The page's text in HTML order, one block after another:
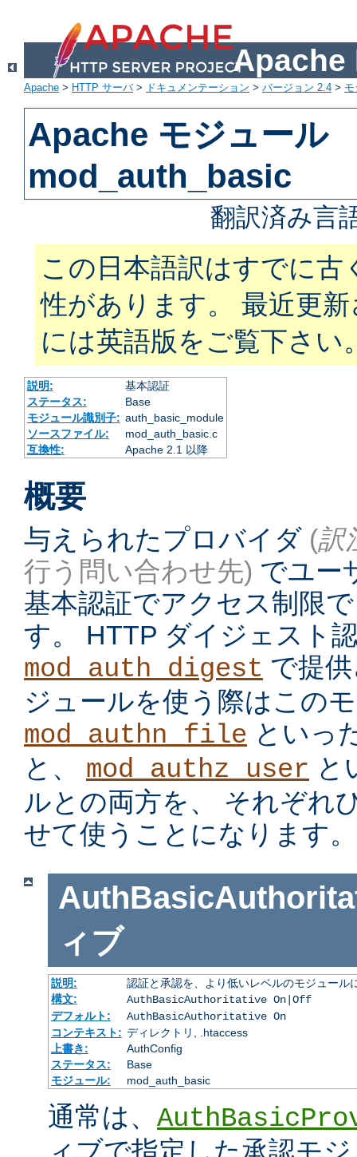
Apache
Apache > HTTP サーバ> ドキュメンテーション > バージョン 2.4 >
Apache モジュール
mod_auth_basic
翻訳済み言
この日本語訳はすでに古
性があります。 最近更
には英語版をご覧下さい
説明:
基本認証
ステータス:
Base
モジュール識別子: auth_basic_module
ソースファイル:
mod_auth_basic.c
互換性:
Apache 2.1 以降
概要
与えられたプロバイダ (訳
行う問い合わせ先) でユー
基本認証でアクセス制限
す。 HTTP ダイジェスト
mod_auth_digest で提
ジュールを使う際はこの
mod_authn_file といっ
と、 mod_authz_user と
ルとの両方を、 それぞれ
せて使うことになります。
ィブ
説明:
認証と承認を、より低いレベルのモジュール
構文:
AuthBasicAuthoritative On|Off
デフォルト:
AuthBasicAuthoritative On
コンテキスト: ディレクトリ, .htaccess
上書き:
AuthConfig
ステータス:
Base
モジュール:
mod_auth_basic
通常は、
ィブで指定した承認モ